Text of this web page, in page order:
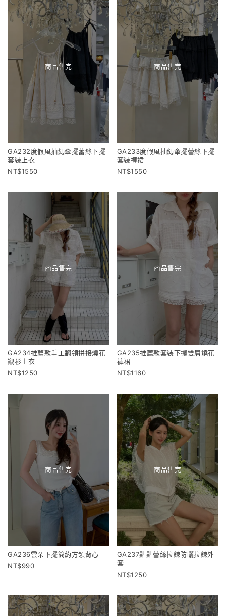
商品售完
GA232度假風抽繩傘擺蕾絲下擺
套裝上衣
1550
商品售完
GA233度假風抽繩傘擺蕾絲下擺
套裝褲裙
1550
商品售完
GA234推薦款重工翻領拼接燒花
襯衫上衣
1250
商品售完
GA235推薦款套裝下擺雙層燒花
褲裙
1160
商品售完
GA236雲朵下擺簡約方領背心
990
商品售完
GA237點點蕾絲拉鍊防曬拉鍊外
套
1250